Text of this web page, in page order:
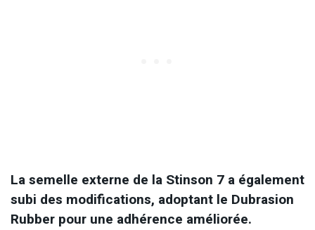
La semelle externe de la Stinson 7 a également
subi des modifications, adoptant le Dubrasion
Rubber pour une adhérence améliorée.